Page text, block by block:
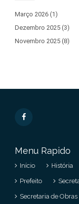
Março 2026 (1)
Dezembro 2025 (3)
Novembro 2025 (8)
Menu Rapido
Início História
Prefeito
Secretaria de Obras